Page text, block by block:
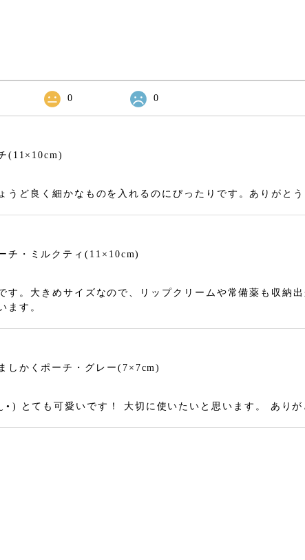
0 0
(11×10cm)
うど良く細かなものを入れるのにぴったりです。ありがとう
チ・ミルクティ(11×10cm)
す。大きめサイズなので、リップクリームや常備薬も収納
ます。
しかくポーチ・グレー(7×7cm)
とても可愛いです！ 大切に使いたいと思います。 ありが